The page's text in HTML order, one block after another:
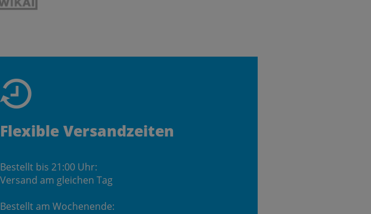
Flexible Versandzeiten
Bestellt bis 21:00 Uhr:
Versand am gleichen Tag
Bestellt am Wochenende: